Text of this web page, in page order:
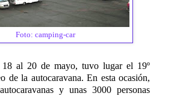
Foto: camping-car
al 20 de mayo, tuvo lugar el 19º
de la autocaravana. En esta ocasión,
y unas 3000 personas